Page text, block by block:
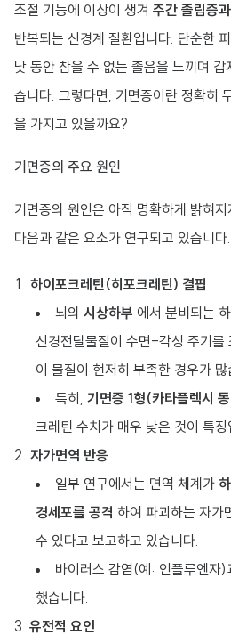
조절 기능에 이상이 생겨 주간 졸림증
반복되는 신경계 질환입니다. 단순한
낮 동안 참을 수 없는 졸음을 느끼며
습니다. 그렇다면, 기면증이란 정확히
을 가지고 있을까요?
기면증의 주요 원인
기면증의 원인은 아직 명확하게 밝혀
다음과 같은 요소가 연구되고 있습니다.
하이포크레틴(히포크레틴) 결핍
뇌의 시상하부 에서 분비되는
신경전달물질이 수면-각성 주기를
이 물질이 현저히 부족한 경우가 많
특히, 기면증 1형(카타플렉시
크레틴 수치가 매우 낮은 것이 특징
자가면역 반응
일부 연구에서는 면역 체계가
경세포를 공격 하여 파괴하는 자가
수 있다고 보고하고 있습니다.
바이러스 감염(예: 인플루엔자
했습니다.
유전적 요인